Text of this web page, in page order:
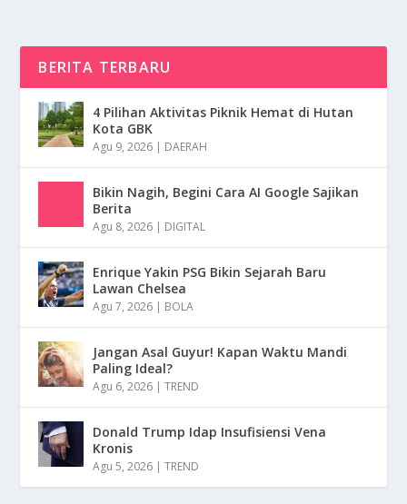
BERITA TERBARU
4 Pilihan Aktivitas Piknik Hemat di Hutan
Kota GBK
Agu 9, 2026 | DAERAH
Bikin Nagih, Begini Cara AI Google Sajikan
Berita
Agu 8, 2026 | DIGITAL
Enrique Yakin PSG Bikin Sejarah Baru
Lawan Chelsea
Agu 7, 2026 | BOLA
Jangan Asal Guyur! Kapan Waktu Mandi
Paling Ideal?
Agu 6, 2026 |TREND
Donald Trump Idap Insufisiensi Vena
Kronis
Agu 5, 2026 |TREND